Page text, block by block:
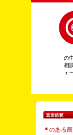
の
相
ェ
＊ のある